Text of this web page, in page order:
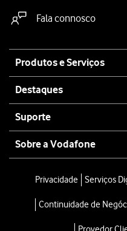
Fala connosco
map
Produtos e Serviços
Destaques
Suporte
Sobre a Vodafone
Privacidade Serviços
Continuidade de